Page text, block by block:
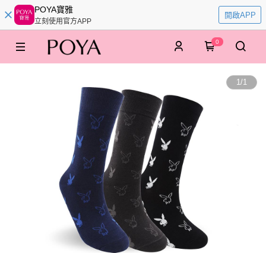
POYA寶雅
立刻使用官方APP
開啟APP
0
1/1